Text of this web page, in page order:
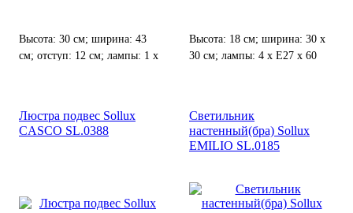
Высота: 30 см; ширина: 43
см; отступ: 12 см; лампы: 1 х
Высота: 18 см; ширина: 30 х
30 см; лампы: 4 х Е27 х 60
Люстра подвес Sollux
CASCO SL.0388
Светильник
настенный(бра) Sollux
EMILIO SL.0185